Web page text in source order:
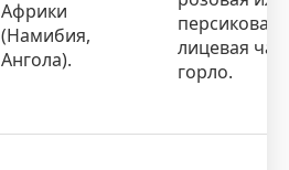
Африки
(Намибия,
Ангола).
персиковая
лицевая
горло.